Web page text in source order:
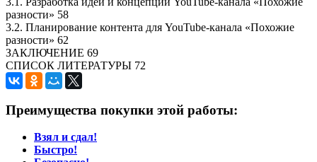
разности» 58
3.2. Планирование контента для YouTube-канала «Похожие
разности» 62
ЗАКЛЮЧЕНИЕ 69
СПИСОК ЛИТЕРАТУРЫ 72
Преимущества покупки этой работы:
Взял и сдал!
Быстро!